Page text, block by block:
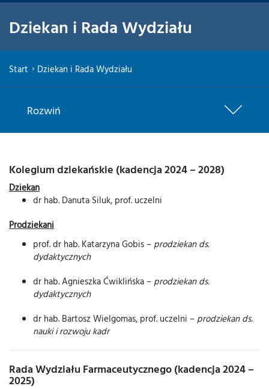
Dziekan i Rada Wydziału
Start Dziekan i Rada Wydziału
Rozwiń
Kolegium dziekańskie (kadencja 2024 – 2028)
Dziekan
dr hab. Danuta Siluk, prof. uczelni
Prodziekani
prof. dr hab. Katarzyna Gobis – prodziekan ds.
dydaktycznych
dr hab. Agnieszka Ćwiklińska – prodziekan ds.
dydaktycznych
dr hab. Bartosz Wielgomas, prof. uczelni – prodziekan ds.
nauki i rozwoju kadr
Rada Wydziału Farmaceutycznego (kadencja 2024 –
2025)